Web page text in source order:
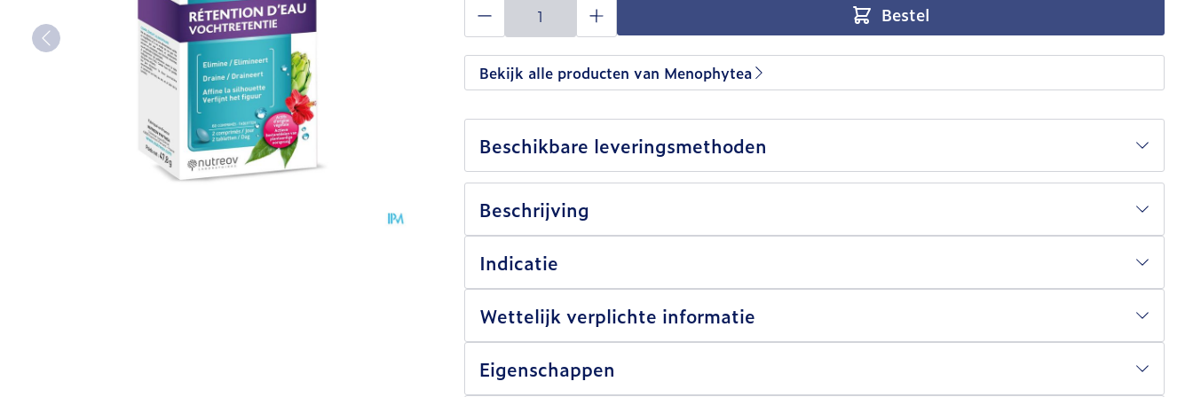
Bestel
Bekijk alle producten van Menophytea
Beschikbare leveringsmethoden
Beschrijving
Indicatie
Wettelijk verplichte informatie
Eigenschappen